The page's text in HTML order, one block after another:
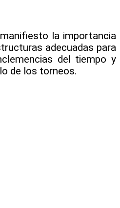
la importancia
adecuadas para
del tiempo y
de los torneos.